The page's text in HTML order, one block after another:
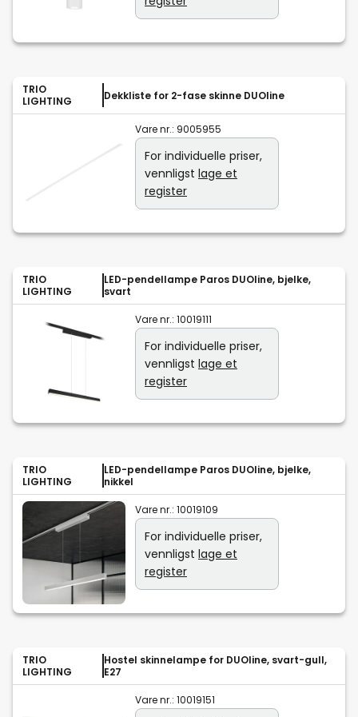
TRIO
LIGHTING
Dekkliste for 2-fase skinne DUOline
Vare nr.: 9005955
For individuelle priser,
vennligst lage et
register
TRIO
LIGHTING
LED-pendellampe Paros DUOline, bjelke,
svart
Vare nr.: 10019111
For individuelle priser,
vennligst lage et
register
TRIO
LIGHTING
LED-pendellampe Paros DUOline, bjelke,
nikkel
Vare nr.: 10019109
For individuelle priser,
vennligst lage et
register
TRIO
LIGHTING
Hostel skinnelampe for DUOline, svart-gull,
E27
Vare nr.: 10019151